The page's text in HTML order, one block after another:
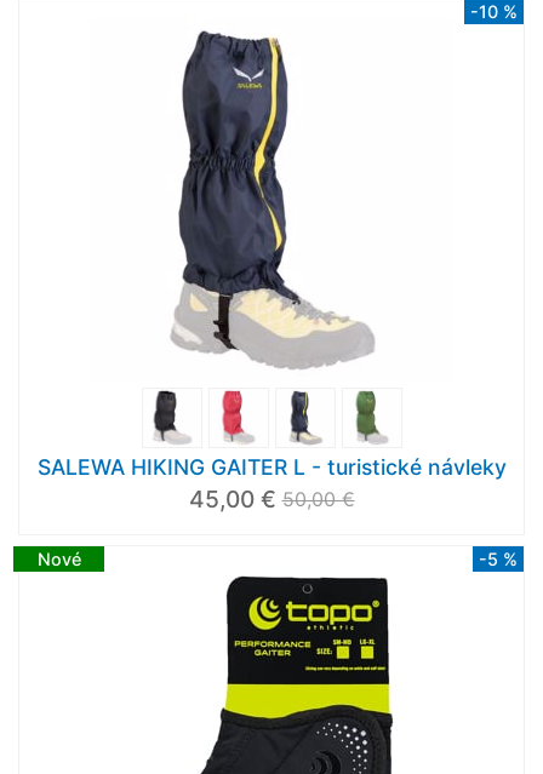
-10 %
SALEWA HIKING GAITER L - turistické návleky
45,00 € 50,00 €
Nové -5 %